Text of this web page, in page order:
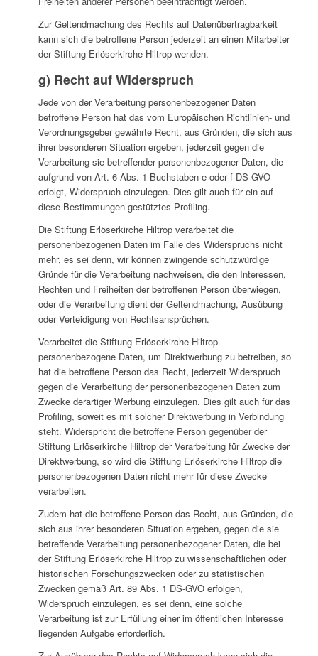
Zur Geltendmachung des Rechts auf Datenübertragbarkeit
kann sich die betroffene Person jederzeit an einen Mitarbeiter
der Stiftung Erlöserkirche Hiltrop wenden.
g) Recht auf Widerspruch
Jede von der Verarbeitung personenbezogener Daten
betroffene Person hat das vom Europäischen Richtlinien- und
Verordnungsgeber gewährte Recht, aus Gründen, die sich aus
ihrer besonderen Situation ergeben, jederzeit gegen die
Verarbeitung sie betreffender personenbezogener Daten, die
aufgrund von Art. 6 Abs. 1 Buchstaben e oder f DS-GVO
erfolgt, Widerspruch einzulegen. Dies gilt auch für ein auf
diese Bestimmungen gestütztes Profiling.
Die Stiftung Erlöserkirche Hiltrop verarbeitet die
personenbezogenen Daten im Falle des Widerspruchs nicht
mehr, es sei denn, wir können zwingende schutzwürdige
Gründe für die Verarbeitung nachweisen, die den Interessen,
Rechten und Freiheiten der betroffenen Person überwiegen,
oder die Verarbeitung dient der Geltendmachung, Ausübung
oder Verteidigung von Rechtsansprüchen.
Verarbeitet die Stiftung Erlöserkirche Hiltrop
personenbezogene Daten, um Direktwerbung zu betreiben, so
hat die betroffene Person das Recht, jederzeit Widerspruch
gegen die Verarbeitung der personenbezogenen Daten zum
Zwecke derartiger Werbung einzulegen. Dies gilt auch für das
Profiling, soweit es mit solcher Direktwerbung in Verbindung
steht. Widerspricht die betroffene Person gegenüber der
Stiftung Erlöserkirche Hiltrop der Verarbeitung für Zwecke der
Direktwerbung, so wird die Stiftung Erlöserkirche Hiltrop die
personenbezogenen Daten nicht mehr für diese Zwecke
verarbeiten.
Zudem hat die betroffene Person das Recht, aus Gründen, die
sich aus ihrer besonderen Situation ergeben, gegen die sie
betreffende Verarbeitung personenbezogener Daten, die bei
der Stiftung Erlöserkirche Hiltrop zu wissenschaftlichen oder
historischen Forschungszwecken oder zu statistischen
Zwecken gemäß Art. 89 Abs. 1 DS-GVO erfolgen,
Widerspruch einzulegen, es sei denn, eine solche
Verarbeitung ist zur Erfüllung einer im öffentlichen Interesse
liegenden Aufgabe erforderlich.